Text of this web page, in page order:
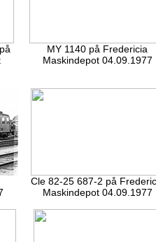
MY 1140 på Fredericia
Maskindepot 04.09.1977
Cle 82-25 687-2 på
Maskindepot 04.09.1977